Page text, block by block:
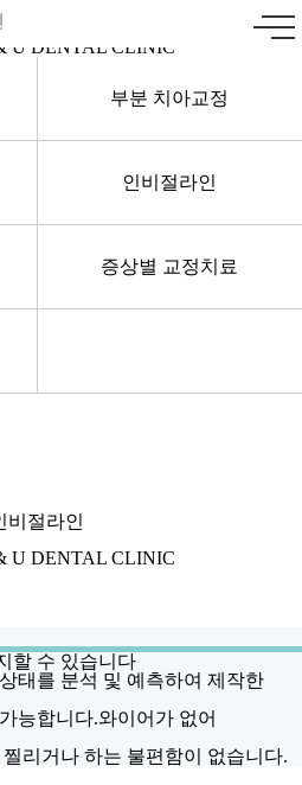
치아교정
U DENTAL CLINIC
부분 치아교정
인비절라인
증상별 교정치료
비절라인
U DENTAL CLINIC
할 수 있습니다
태를 분석 및 예측하여 제작한
능합니다.와이어가 없어
리거나 하는 불편함이 없습니다.